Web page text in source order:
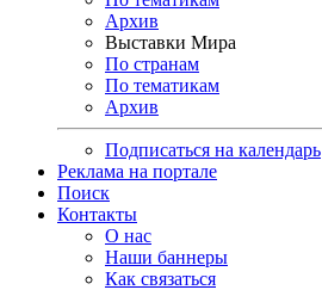
Архив
Выставки Мира
По странам
По тематикам
Архив
Подписаться на календарь
Реклама на портале
Поиск
Контакты
О нас
Наши баннеры
Как связаться